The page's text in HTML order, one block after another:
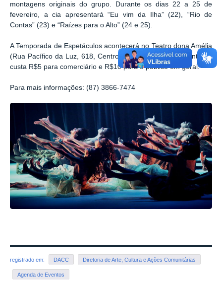
montagens originais do grupo. Durante os dias 22 a 25 de
fevereiro, a cia apresentará “Eu vim da Ilha” (22), “Rio de
Contas” (23) e “Raízes para o Alto” (24 e 25).
A Temporada de Espetáculos acontecerá no Teatro dona Amélia
(Rua Pacífico da Luz, 618, Centro), a partir das 19h. A entrada
custa R$5 para comerciário e R$10 para o público em geral.
Para mais informações: (87) 3866-7474
registrado em: DACC Diretoria de Arte, Cultura e Ações Comunitárias
Agenda de Eventos